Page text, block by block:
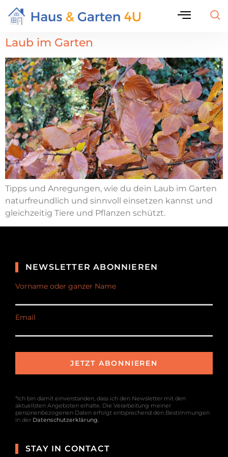
Laub im Garten
Tipps und Anregungen, wie du dein Laub im Garten
naturfreundlich und sinnvoll einsetzen kannst und
gleichzeitig Tiere und Pflanzen schützt.
STAY IN CONTACT
NEWSLETTER ABONNIEREN
Vorname oder ganzer Name
Email
*Ich bin damit einverstanden, dass ich den Newsletter mit den
aktuellsten Angeboten erhalte. Die Verarbeitung meiner
personenbezogenen Daten erfolgt entsprechend den Bestimmungen
in der Datenschutzerklärung.